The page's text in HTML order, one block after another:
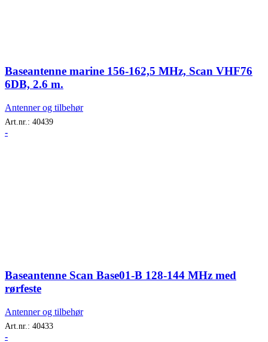
Baseantenne marine 156-162,5 MHz, Scan VHF76
6DB, 2.6 m.
Antenner og tilbehør
Art.nr.: 40439
-
Baseantenne Scan Base01-B 128-144 MHz med
rørfeste
Antenner og tilbehør
Art.nr.: 40433
-